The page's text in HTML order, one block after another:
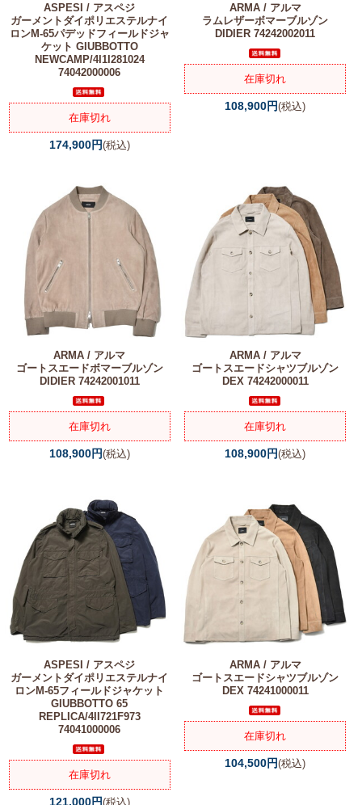
ASPESI / アスペジ
ガーメントダイポリエステルナイ
ロンM-65パデッドフィールドジャ
ケット GIUBBOTTO
NEWCAMP/4I1I281024
74042000006
在庫切れ
174,900円(税込)
ARMA / アルマ
ラムレザーボマーブルゾン
DIDIER 74242002011
在庫切れ
108,900円(税込)
ARMA / アルマ
ゴートスエードボマーブルゾン
DIDIER 74242001011
在庫切れ
108,900円(税込)
ARMA / アルマ
ゴートスエードシャツブルゾン
DEX 74242000011
在庫切れ
108,900円(税込)
ASPESI / アスペジ
ガーメントダイポリエステルナイ
ロンM-65フィールドジャケット
GIUBBOTTO 65
REPLICA/4II721F973
74041000006
在庫切れ
121,000円(税込)
ARMA / アルマ
ゴートスエードシャツブルゾン
DEX 74241000011
在庫切れ
104,500円(税込)